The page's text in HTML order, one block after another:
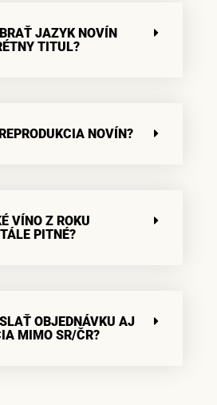
JAZYK NOVÍN
TITUL?
NOVÍN?
VÍNO Z ROKU
PITNÉ?
OBJEDNÁVKU AJ
MIMO SR/ČR?